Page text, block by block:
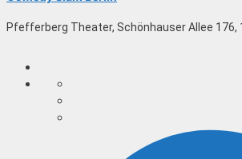
Pfefferberg Theater, Schönhauser Allee 176,